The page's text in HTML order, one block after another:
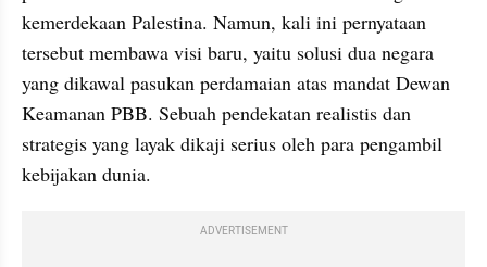
kemerdekaan Palestina. Namun, kali ini pernyataan
tersebut membawa visi baru, yaitu solusi dua negara
yang dikawal pasukan perdamaian atas mandat Dewan
Keamanan PBB. Sebuah pendekatan realistis dan
strategis yang layak dikaji serius oleh para pengambil
kebijakan dunia.
ADVERTISEMENT